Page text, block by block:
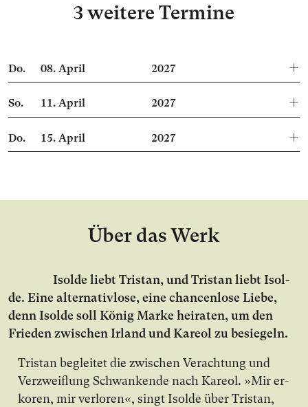
3 weitere Termine
Do. 08.April 2027
So. 11.April 2027
Do. 15.April 2027
Über das Werk
Isol­de liebt Tri­stan, und Tri­stan liebt Isol­
de. Ei­ne al­ter­na­tiv­lo­se, ei­ne chan­cen­lo­se Lie­be,
denn Isol­de soll Kö­nig Mar­ke hei­ra­ten, um den
Frie­den zwi­schen Ir­land und Ka­re­ol zu be­sie­geln.
Tri­stan be­glei­tet die zwi­schen Ver­ach­tung und
Ver­zweif­lung Schwan­ken­de nach Ka­re­ol. »Mir er­
ko­ren, mir ver­lo­ren«, singt Isol­de über Tri­stan,